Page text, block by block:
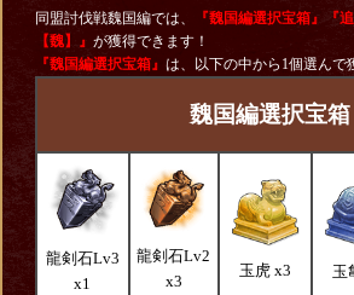
同盟討伐戦魏国編では、 『魏国編選択宝箱』
『
【魏】 』 が獲得できます！
『魏国編選択宝箱』 は、以下の中から1個選んで
魏国編選択宝箱
龍剣石Lv3
x1
龍剣石Lv2
x3
玉虎 x3 玉